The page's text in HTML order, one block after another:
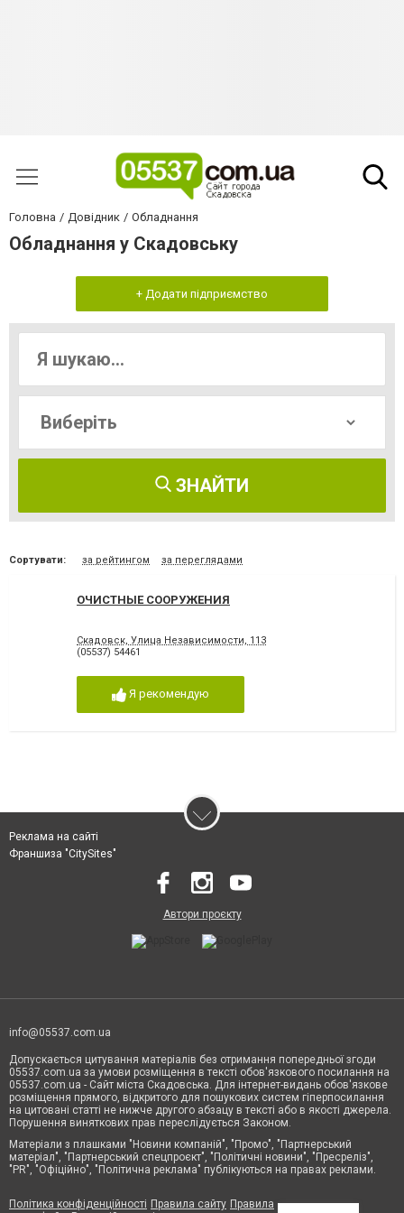
Головна Довідник Обладнання
Обладнання у Скадовську
+ Додати підприємство
ЗНАЙТИ
Сортувати: за рейтингом за переглядами
ОЧИСТНЫЕ СООРУЖЕНИЯ
Скадовск, Улица Независимости, 113
(05537) 54461
Я рекомендую
Реклама на сайті
Франшиза "CitySites"
Автори проєкту
info@05537.com.ua
Допускається цитування матеріалів без отримання попередньої згоди
05537.com.ua за умови розміщення в тексті обов'язкового посилання на
05537.com.ua - Сайт міста Скадовська. Для інтернет-видань обов'язкове
розміщення прямого, відкритого для пошукових систем гіперпосилання
на цитовані статті не нижче другого абзацу в тексті або в якості джерела.
Порушення виняткових прав переслідується Законом.
Матеріали з плашками "Новини компаній", "Промо", "Партнерський
матеріал", "Партнерський спецпроєкт", "Політичні новини", "Пресреліз",
"PR", "Офіційно", "Політична реклама" публікуються на правах реклами.
Політика конфіденційності Правила сайту Правила